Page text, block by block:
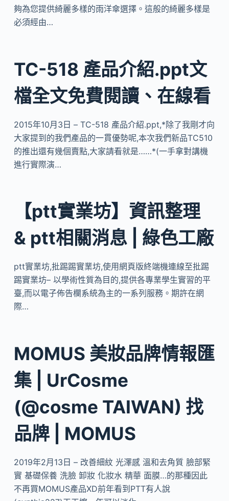
夠為您提供綺麗多樣的雨洋傘選擇。這般的綺麗多樣是
必須經由…
TC-518 產品介紹.ppt文
檔全文免費閱讀、在線看
2015年10月3日 – TC-518 產品介紹.ppt,*除了我剛才向
大家提到的我們產品的一貫優勢呢,本次我們新品TC510
的推出還有幾個賣點,大家請看就是……*(一手拿對講機
進行實際演…
【ptt實業坊】資訊整理
& ptt相關消息 | 綠色工廠
ptt實業坊,批踢踢實業坊,使用網頁版終端機連線至批踢
踢實業坊– 以學術性質為目的,提供各專業學生實習的平
臺,而以電子佈告欄系統為主的一系列服務。期許在網
際…
MOMUS 美妝品牌情報匯
集 | UrCosme
(@cosme TAIWAN) 找
品牌 | MOMUS
2019年2月13日 – 改善細紋 光澤感 溫和去角質 臉部緊
實 基礎保養 洗臉 卸妝 化妝水 精華 面膜…的那種因此
不再買MOMUS產品XD前年看到PTT有人說